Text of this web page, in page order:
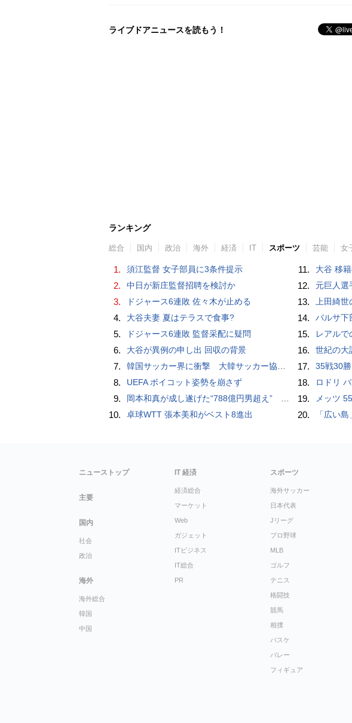
ライブドアニュースを読もう！
ランキング
総合 国内 政治 海外 経済 IT スポーツ 芸能 女
1. 須江監督 女子部員に3条件提示
2. 中日が新庄監督招聘を検討か
3. ドジャース6連敗 佐々木が止める
4. 大谷夫妻 夏はテラスで食事?
5. ドジャース6連敗 監督采配に疑問
6. 大谷が異例の申し出 回収の背景
7. 韓国サッカー界に衝撃 大韓サッカー協会に外国人審判への“性的接待”疑惑 韓国メディアが報道
8. UEFA ボイコット姿勢を崩さず
9. 岡本和真が成し遂げた“788億円男超え” いつのまにか「3位」…見据える球団記録更新
10. 卓球WTT 張本美和がベスト8進出
11. 大谷 移
12. 元巨人選
13. 上田綺
14. バルサ下
15. レアルで
16. 世紀の大
17. 35戦30
18. ロドリ
19. メッツ
20. 「広い
ニューストップ
主要
国内
社会
政治
海外
海外総合
韓国
中国
IT 経済
経済総合
マーケット
Web
ガジェット
ITビジネス
IT総合
PR
スポーツ
海外サッカー
日本代表
Jリーグ
プロ野球
MLB
ゴルフ
テニス
格闘技
競馬
相撲
バスケ
バレー
フィギュア